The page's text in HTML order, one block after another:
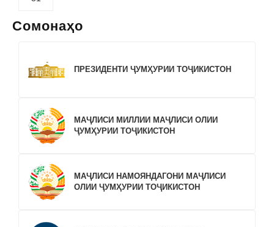
Сомонаҳо
ПРЕЗИДЕНТИ ҶУМҲУРИИ ТОҶИКИСТОН
МАҶЛИСИ МИЛЛИИ МАҶЛИСИ ОЛИИ
ҶУМҲУРИИ ТОҶИКИСТОН
МАҶЛИСИ НАМОЯНДАГОНИ МАҶЛИСИ
ОЛИИ ҶУМҲУРИИ ТОҶИКИСТОН